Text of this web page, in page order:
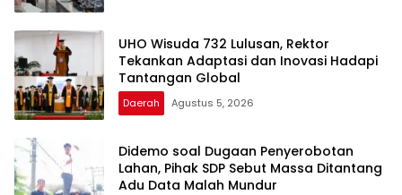
UHO Wisuda 732 Lulusan, Rektor
Tekankan Adaptasi dan Inovasi Hadapi
Tantangan Global
Daerah Agustus 5, 2026
Didemo soal Dugaan Penyerobotan
Lahan, Pihak SDP Sebut Massa Ditantang
Adu Data Malah Mundur